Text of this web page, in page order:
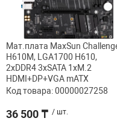
Мат.плата MaxSun
H610M, LGA1700 H610,
2xDDR4 3xSATA 1xM.2
HDMI+DP+VGA mATX
Код товара: 00000027258
36 500 ₸ / шт.